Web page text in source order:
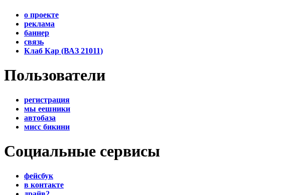
о проекте
реклама
баннер
связь
Клаб Кар (ВАЗ 21011)
Пользователи
регистрация
мы еешники
автобаза
мисс бикини
Социальные сервисы
фейсбук
в контакте